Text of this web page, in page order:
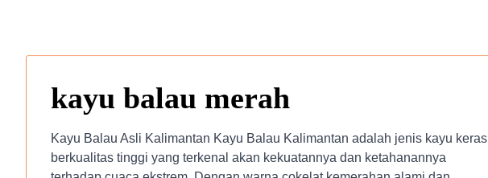
kayu balau merah
Kayu Balau Asli Kalimantan Kayu Balau Kalimantan adalah jenis kayu keras
berkualitas tinggi yang terkenal akan kekuatannya dan ketahanannya